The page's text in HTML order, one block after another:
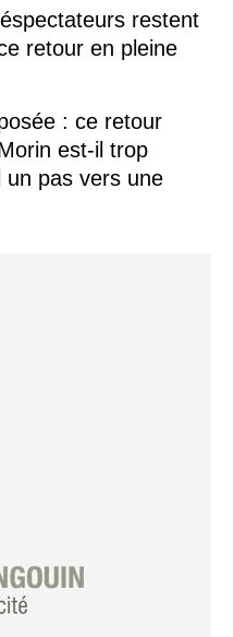
restent
retour en pleine
: ce retour
est-il trop
un pas vers une